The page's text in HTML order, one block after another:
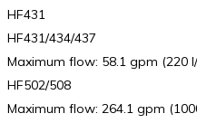
HF431
HF431/434/437
Maximum flow: 58.1 gpm (220
HF502/508
Maximum flow: 264.1 gpm